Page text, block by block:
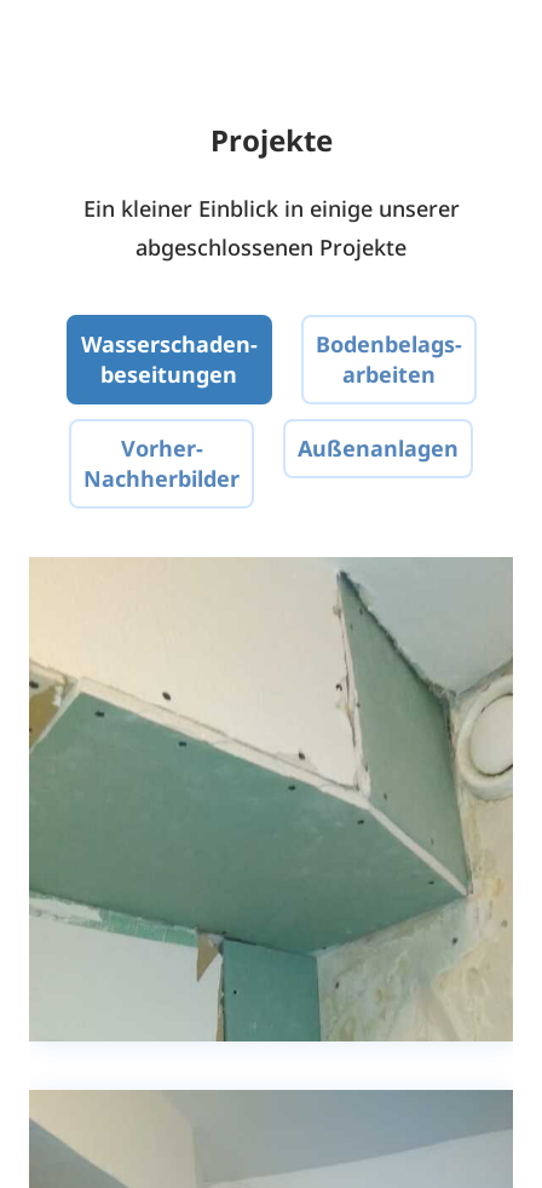
Projekte
Ein kleiner Einblick in einige unserer
abgeschlossenen Projekte
Wasserschaden-
beseitungen
Bodenbelags-
arbeiten
Vorher-
Nachherbilder
Außenanlagen